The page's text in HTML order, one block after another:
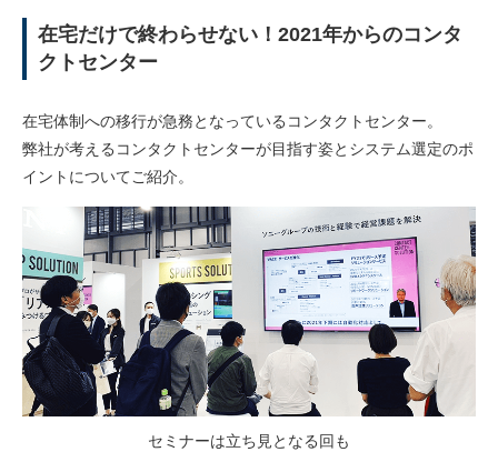
在宅だけで終わらせない！2021年からのコンタ
クトセンター
在宅体制への移行が急務となっているコンタクトセンター。
弊社が考えるコンタクトセンターが目指す姿とシステム選定のポ
イントについてご紹介。
セミナーは立ち見となる回も